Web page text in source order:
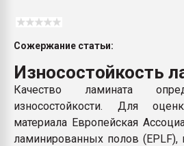
Сожержание статьи:
Износостойкость
Качество ламината
износостойкости. Для
материала Европейская
ламинированных полов (EPLF),